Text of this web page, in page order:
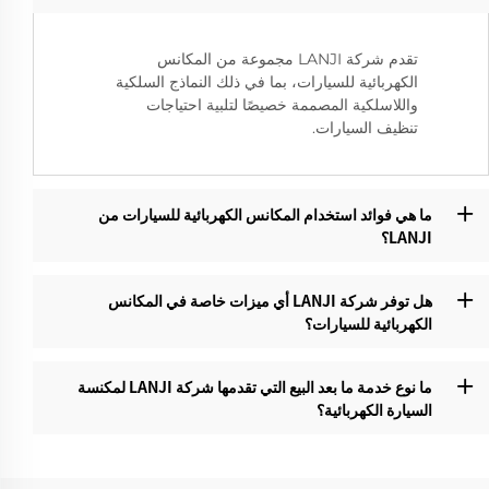
تقدم شركة LANJI مجموعة من المكانس
الكهربائية للسيارات، بما في ذلك النماذج السلكية
واللاسلكية المصممة خصيصًا لتلبية احتياجات
تنظيف السيارات.
ما هي فوائد استخدام المكانس الكهربائية للسيارات من
LANJI؟‌
هل توفر شركة LANJI أي ميزات خاصة في المكانس
الكهربائية للسيارات؟
ما نوع خدمة ما بعد البيع التي تقدمها شركة LANJI لمكنسة
السيارة الكهربائية؟